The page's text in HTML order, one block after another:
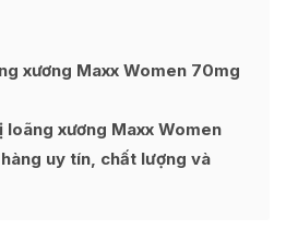
xương Maxx Women 70mg
loãng xương Maxx Women
uy tín, chất lượng và